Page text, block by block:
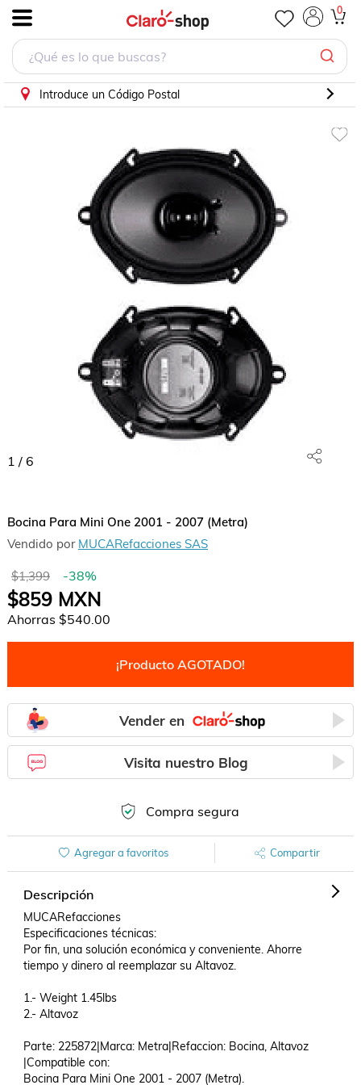
0
Introduce un Código Postal
1 / 6
Bocina Para Mini One 2001 - 2007 (Metra)
Vendido por MUCARefacciones SAS
$1,399 -38%
$859MXN
Ahorras $540.00
¡Producto AGOTADO!
Vender en
Visita nuestro Blog
Compra segura
Agregar a favoritos Compartir
Descripción
MUCARefacciones
Especificaciones técnicas:
Por fin, una solución económica y conveniente. Ahorre
tiempo y dinero al reemplazar su Altavoz.
1.- Weight 1.45lbs
2.- Altavoz
Parte: 225872|Marca: Metra|Refaccion: Bocina, Altavoz
|Compatible con:
Bocina Para Mini One 2001 - 2007 (Metra).
Bocina Para Mini One 2001 - 2007 (Metra)